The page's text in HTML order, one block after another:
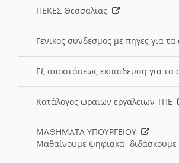
ΠΕΚΕΣ Θεσσαλιας
Γενικος συνδεσμος με πηγες για τα
Εξ αποστάσεως εκπαιδευση για τα
Κατάλογος ωραιων εργαλειων ΤΠΕ
ΜΑΘΗΜΑΤΑ ΥΠΟΥΡΓΕΙΟΥ
Μαθαίνουμε ψηφιακά-